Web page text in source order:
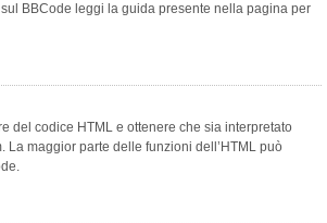
BBCode leggi la guida presente nella pagina per
del codice HTML e ottenere che sia interpretato
La maggior parte delle funzioni dell’HTML può